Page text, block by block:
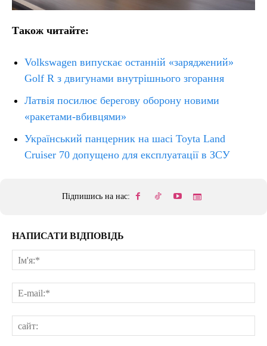
Також читайте:
Volkswagen випускає останній «заряджений»
Golf R з двигунами внутрішнього згорання
Латвія посилює берегову оборону новими
«ракетами-вбивцями»
Український панцерник на шасі Toyta Land
Cruiser 70 допущено для експлуатації в ЗСУ
Підпишись на нас:
НАПИСАТИ ВІДПОВІДЬ